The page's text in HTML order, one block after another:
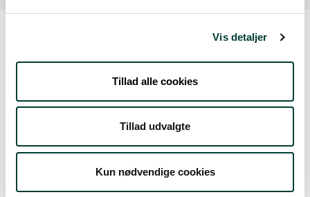
Vis detaljer
Tillad alle cookies
Tillad udvalgte
Kun nødvendige cookies
Vejrudsigt
Lør. 8.aug.
20°12° få skyer
Søn. 9.aug.